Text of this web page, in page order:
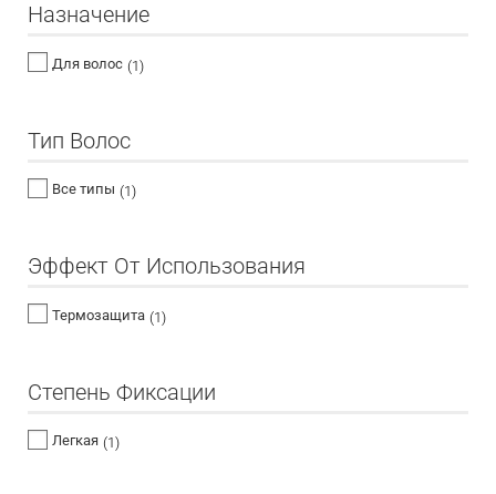
Назначение
Для волос (1)
Тип Волос
Все типы (1)
Эффект От Использования
Термозащита (1)
Степень Фиксации
Легкая (1)